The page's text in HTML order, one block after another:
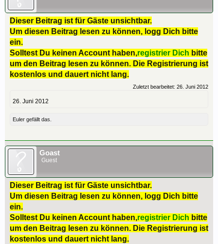
Dieser Beitrag ist für Gäste unsichtbar.
Um diesen Beitrag lesen zu können, logg Dich bitte
ein.
Solltest Du keinen Account haben,registrier Dich bitte
um den Beitrag lesen zu können. Die Registrierung ist
kostenlos und dauert nicht lang.
Zuletzt bearbeitet: 26. Juni 2012
26. Juni 2012
Euler gefällt das.
Goast
Guest
Dieser Beitrag ist für Gäste unsichtbar.
Um diesen Beitrag lesen zu können, logg Dich bitte
ein.
Solltest Du keinen Account haben,registrier Dich bitte
um den Beitrag lesen zu können. Die Registrierung ist
kostenlos und dauert nicht lang.